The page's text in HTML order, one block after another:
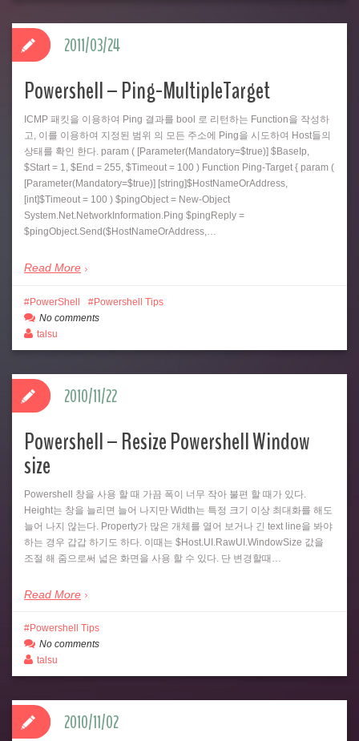
Powershell – Ping-MultipleTarget
ICMP 패킷을 이용하여 Ping 결과를 bool 로 리턴하는 Function을 작성하
고, 이를 이용하여 지정된 범위 의 모든 주소에 Ping을 시도하여 Host들의
상태를 확인 한다. param ( [Parameter(Mandatory=$true)] $BaseIp,
$Start = 1, $End = 255, $Timeout = 100 ) Function Ping-Target { param (
[Parameter(Mandatory=$true)] [string]$HostNameOrAddress,
[int]$Timeout = 100 ) $pingObject = New-Object
System.Net.NetworkInformation.Ping $pingReply =
$pingObject.Send($HostNameOrAddress,…
Read More
2011/03/24
PowerShell
Powershell Tips
No comments
talsu
Powershell – Resize Powershell Window
size
Powershell 창을 사용 할 때 가끔 폭이 너무 작아 불편 할 때가 있다.
Height는 창을 늘리면 늘어 나지만 Width는 특정 크기 이상 최대화를 해도
늘어 나지 않는다. Property가 많은 개체를 열어 보거나 긴 text line을 봐야
하는 경우 갑갑 하기도 하다. 이때는 $Host.UI.RawUI.WindowSize 값을
조절 해 줌으로써 넓은 화면을 사용 할 수 있다. 단 변경할때…
Read More
2010/11/22
Powershell Tips
No comments
talsu
2010/11/02